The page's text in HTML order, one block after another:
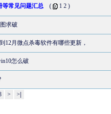
等常见问题汇总 ( 1 2 )
求破
12月微点杀毒软件有哪些更新，
怎么破
> >